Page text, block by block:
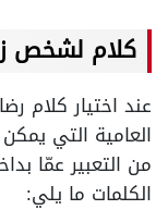
كلام لشخص
عند اختيار كلام
العامية التي
من التعبير عمّا
الكلمات ما يلي: